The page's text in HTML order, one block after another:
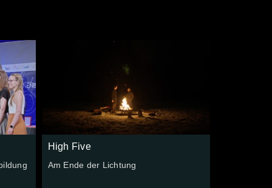
High Five
Am Ende der Lichtung